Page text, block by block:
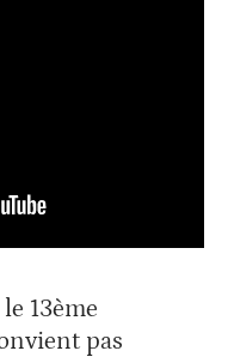
13ème
pas